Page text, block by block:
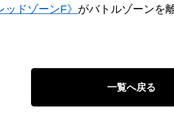
ッドゾーンF》 がバトルゾーンを
一覧へ戻る